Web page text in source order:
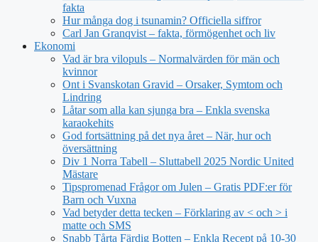
fakta
Hur många dog i tsunamin? Officiella siffror
Carl Jan Granqvist – fakta, förmögenhet och liv
Ekonomi
Vad är bra vilopuls – Normalvärden för män och
kvinnor
Ont i Svanskotan Gravid – Orsaker, Symtom och
Lindring
Låtar som alla kan sjunga bra – Enkla svenska
karaokehits
God fortsättning på det nya året – När, hur och
översättning
Div 1 Norra Tabell – Sluttabell 2025 Nordic United
Mästare
Tipspromenad Frågor om Julen – Gratis PDF:er för
Barn och Vuxna
Vad betyder detta tecken – Förklaring av < och > i
matte och SMS
Snabb Tårta Färdig Botten – Enkla Recept på 10-30